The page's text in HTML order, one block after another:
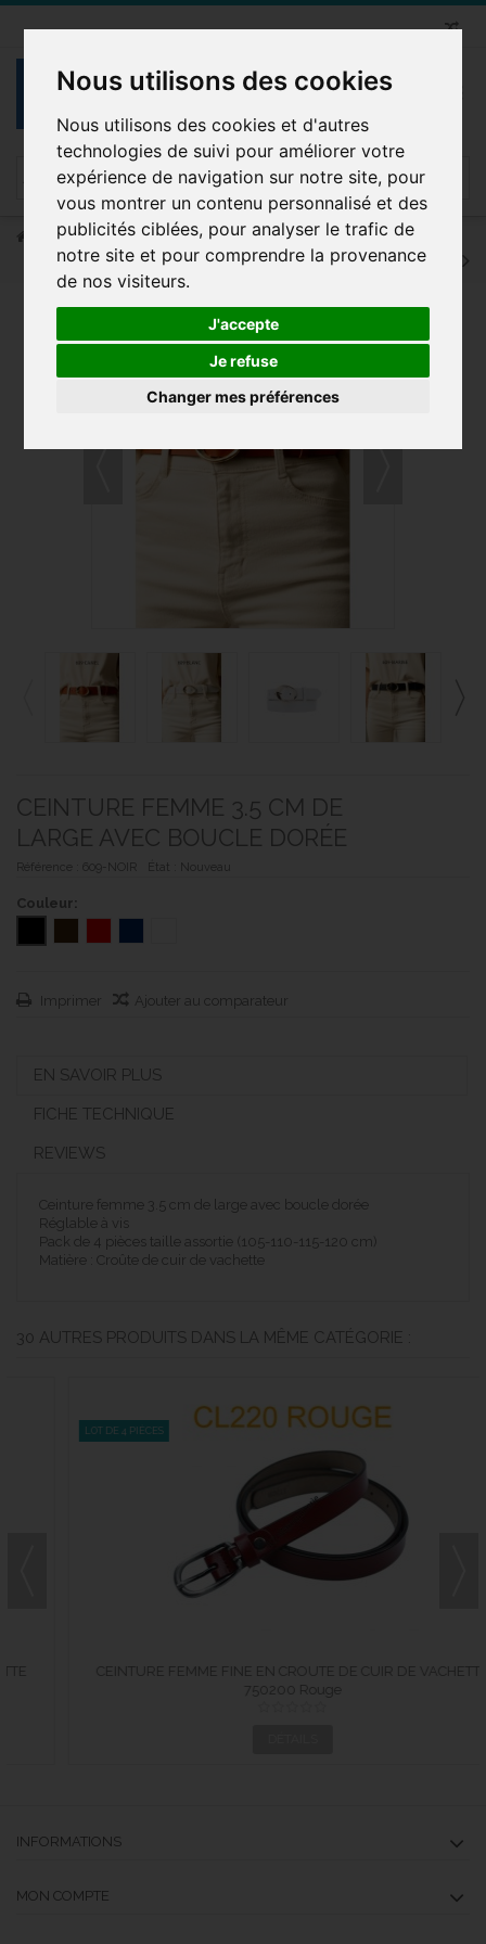
Nous utilisons des cookies
Nous utilisons des cookies et d'autres
technologies de suivi pour améliorer votre
expérience de navigation sur notre site, pour
vous montrer un contenu personnalisé et des
publicités ciblées, pour analyser le trafic de
notre site et pour comprendre la provenance
de nos visiteurs.
J'accepte
Je refuse
Changer mes préférences
Ceinture Femme Ceinture femme 3.5 cm de large avec boucle dorée
CEINTURE FEMME 3.5 CM DE
LARGE AVEC BOUCLE DORÉE
Référence : 609-NOIR État : Nouveau
Couleur:
Imprimer Ajouter au comparateur
EN SAVOIR PLUS
FICHE TECHNIQUE
REVIEWS
Ceinture femme 3.5 cm de large avec boucle dorée
Réglable à vis
Pack de 4 pièces taille assortie (105-110-115-120 cm)
Matière : Croûte de cuir de vachette
30 AUTRES PRODUITS DANS LA MÊME CATÉGORIE :
LOT DE 4 PIÈCES
CEINTURE FEMME FINE EN CROUTE DE CUIR DE VACHETTE
INFORMATIONS
MON COMPTE